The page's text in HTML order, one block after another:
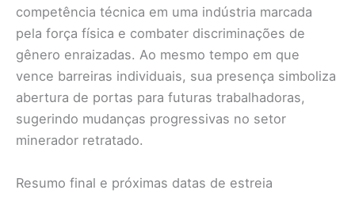
competência técnica em uma indústria marcada
pela força física e combater discriminações de
gênero enraizadas. Ao mesmo tempo em que
vence barreiras individuais, sua presença simboliza
abertura de portas para futuras trabalhadoras,
sugerindo mudanças progressivas no setor
minerador retratado.
Resumo final e próximas datas de estreia